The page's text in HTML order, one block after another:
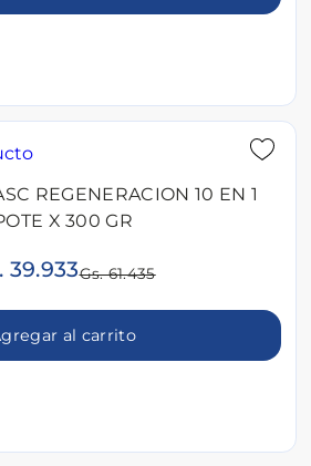
REGENERACION 10 EN 1
X 300 GR
39.933Gs. 61.435
al carrito